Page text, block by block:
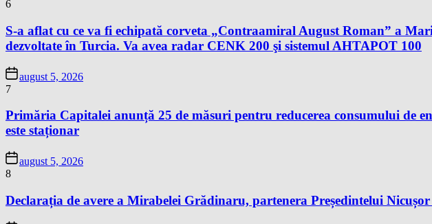
6
S-a aflat cu ce va fi echipată corveta „Contraamiral August Roman” a
dezvoltate în Turcia. Va avea radar CENK 200 şi sistemul AHTAPOT 100
august 5, 2026
7
Primăria Capitalei anunță 25 de măsuri pentru reducerea consumului de
este staționar
august 5, 2026
8
Declarația de avere a Mirabelei Grădinaru, partenera Președintelui